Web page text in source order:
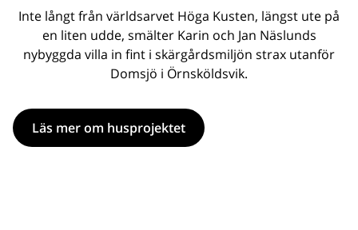
Inte långt från världsarvet Höga Kusten, längst ute på
en liten udde, smälter Karin och Jan Näslunds
nybyggda villa in fint i skärgårdsmiljön strax utanför
Domsjö i Örnsköldsvik.
Läs mer om husprojektet